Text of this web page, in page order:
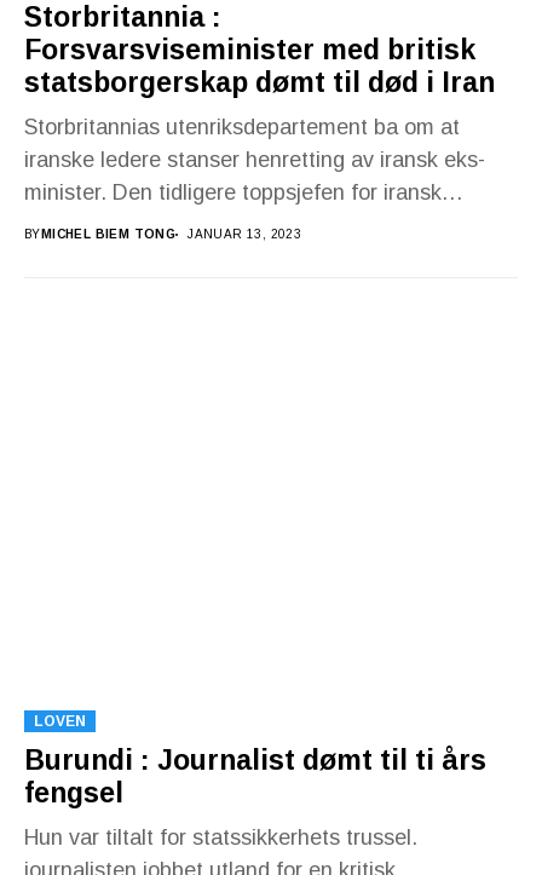
Storbritannia :
Forsvarsviseminister med britisk
statsborgerskap dømt til død i Iran
Storbritannias utenriksdepartement ba om at
iranske ledere stanser henretting av iransk eks-
minister. Den tidligere toppsjefen for iransk
forsvarsdepartement er anklaget for spionasje
BY MICHEL BIEM TONG JANUAR 13, 2023
LOVEN
Burundi : Journalist dømt til ti års
fengsel
Hun var tiltalt for statssikkerhets trussel.
journalisten jobbet utland for en kritisk